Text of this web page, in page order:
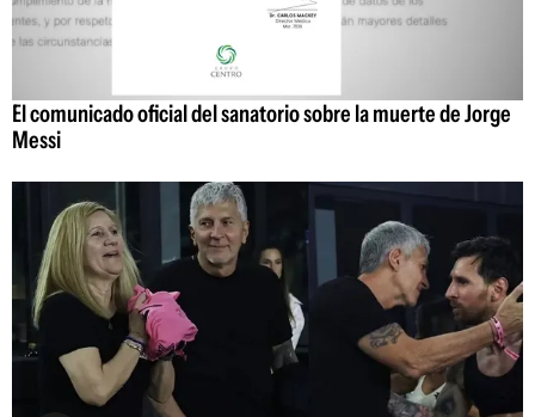
El comunicado oficial del sanatorio sobre la muerte de Jorge
Messi